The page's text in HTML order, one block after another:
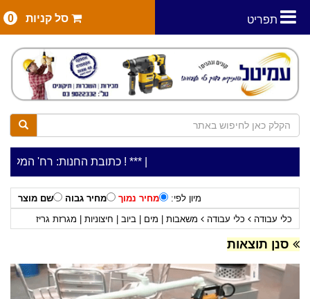
תפריט סל קניות 0
***כתובת החנות: רח' המלאכה 2, ביתן 8 (כניסה מרח' עמל 5) א.ת.פארק אפק, ראש העין******כלי עבודה להשכרה בתעריף יומי משתלם ! ***
מיון לפי: מחיר נמוך מחיר גבוה
שם מוצר
כלי עבודה
כלי עבודה משאבות | מים | ביוב | חיצוניות | מגרזת גריז
סנן תוצאות